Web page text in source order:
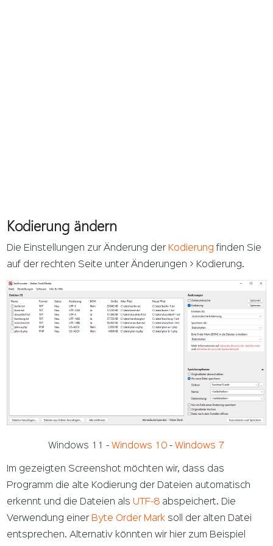
Kodierung ändern
Die Einstellungen zur Änderung der Kodierung finden Sie
auf der rechten Seite unter Änderungen > Kodierung.
Windows 11 - Windows 10 - Windows 7
Im gezeigten Screenshot möchten wir, dass das
Programm die alte Kodierung der Dateien automatisch
erkennt und die Dateien als UTF-8 abspeichert. Die
Verwendung einer Byte Order Mark soll der alten Datei
entsprechen. Alternativ könnten wir hier zum Beispiel